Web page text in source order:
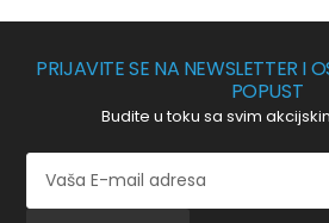
PRIJAVITE SE NA NEWSLETTER I
POPUST
Budite u toku sa svim